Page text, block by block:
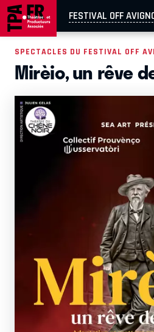
FESTIVAL OFF
AIX-MARSEILLE AURAY
EN TOURNÉE
SPECTACLES DU FESTIVAL OFF
Mirèio, un rêve